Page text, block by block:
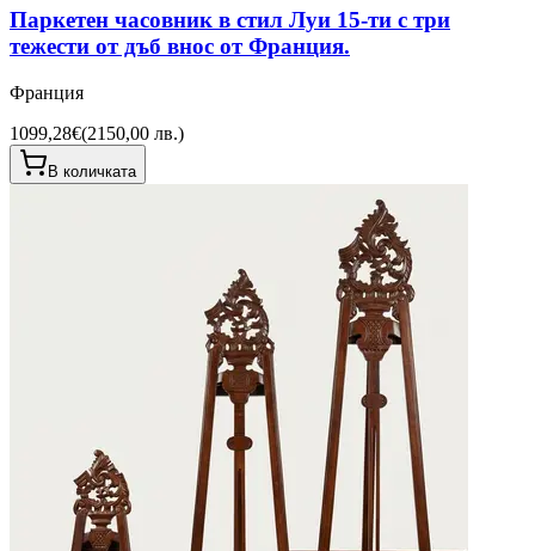
Паркетен часовник в стил Луи 15-ти с три
тежести от дъб внос от Франция.
Франция
1099,28€(2150,00 лв.)
В количката